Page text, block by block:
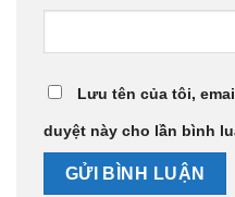
Lưu tên của tôi,
duyệt này cho lần bình